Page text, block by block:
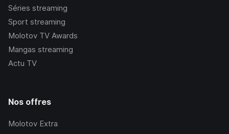
Séries streaming
Sport streaming
Molotov TV Awards
Mangas streaming
Actu TV
Nos offres
Molotov Extra